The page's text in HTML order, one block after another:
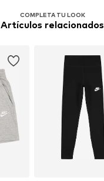
COMPLETA TU LOOK
Artículos relacionados